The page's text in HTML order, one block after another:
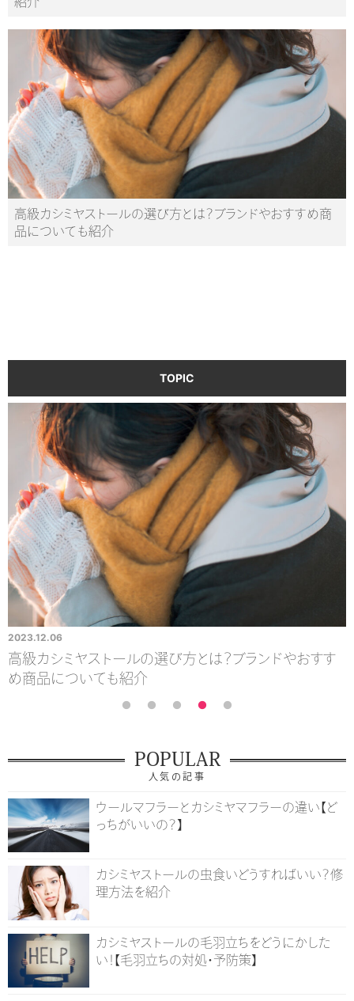
高級カシミヤストールの選び方とは？ブランドやおすすめ商
品についても紹介
TOPIC
2023.12.06
カシミヤの大判ストールを選ぶならどれがおすすめ？選
び方やおすすめアイテムを紹介
POPULAR
人気の記事
ウールマフラーとカシミヤマフラーの違い【ど
っちがいいの？】
カシミヤストールの虫食いどうすればいい？修
理方法を紹介
カシミヤストールの毛羽立ちをどうにかした
い！【毛羽立ちの対処・予防策】